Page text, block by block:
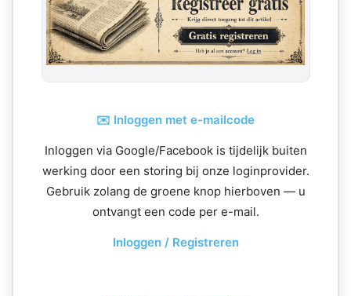
✉️ Inloggen met e-mailcode
Inloggen via Google/Facebook is tijdelijk buiten
werking door een storing bij onze loginprovider.
Gebruik zolang de groene knop hierboven — u
ontvangt een code per e-mail.
Inloggen / Registreren